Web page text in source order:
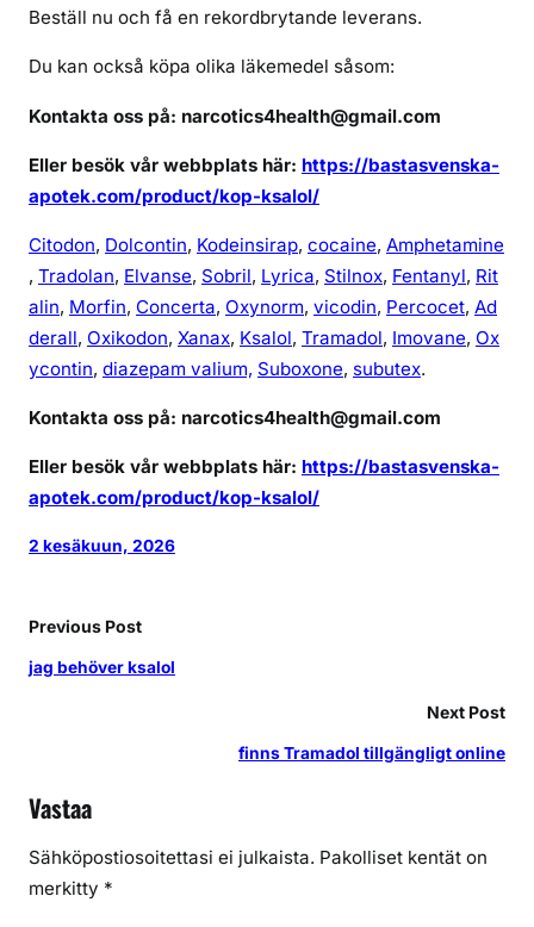
v
r
g
Beställ nu och få en rekordbrytande leverans.
Du kan också köpa olika läkemedel såsom:
Kontakta oss på: narcotics4health@gmail.com
Eller besök vår webbplats här: https://bastasvenska-
apotek.com/product/kop-ksalol/
Citodon, Dolcontin, Kodeinsirap, cocaine, Amphetamine
, Tradolan, Elvanse, Sobril, Lyrica, Stilnox, Fentanyl, Rit
alin, Morfin, Concerta, Oxynorm, vicodin, Percocet, Ad
derall, Oxikodon, Xanax, Ksalol, Tramadol, Imovane, Ox
ycontin, diazepam valium, Suboxone, subutex.
Kontakta oss på: narcotics4health@gmail.com
Eller besök vår webbplats här: https://bastasvenska-
apotek.com/product/kop-ksalol/
2 kesäkuun, 2026
Previous Post
jag behöver ksalol
Next Post
finns Tramadol tillgängligt online
Vastaa
Sähköpostiosoitettasi ei julkaista. Pakolliset kentät on
merkitty *